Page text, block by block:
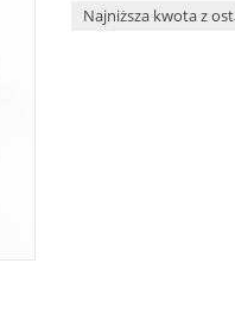
Najniższa kwota z